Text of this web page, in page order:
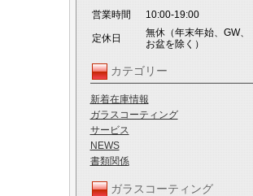
営業時間
10:00-19:00
定休日
無休（年末年始、GW、
お盆を除く）
カテゴリー
新着在庫情報
ガラスコーティング
サービス
NEWS
書類関係
ガラスコーティング